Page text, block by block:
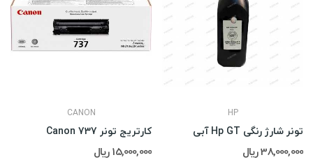
CANON
کارتریج تونر Canon 737
15,000,000 ریال
HP
تونر شارژ رنگی Hp GT آبی
38,000,000 ریال